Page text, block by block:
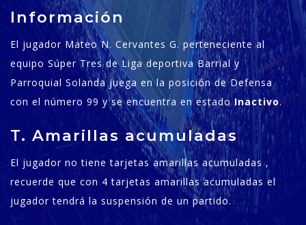
Información
El jugador Mateo N. Cervantes G. perteneciente al
equipo Súper Tres de Liga deportiva Barrial y
Parroquial Solanda juega en la posición de Defensa
con el número 99 y se encuentra en estadoInactivo.
T. Amarillas acumuladas
El jugador no tiene tarjetas amarillas acumuladas ,
recuerde que con 4 tarjetas amarillas acumuladas el
jugador tendrá la suspensión de un partido.